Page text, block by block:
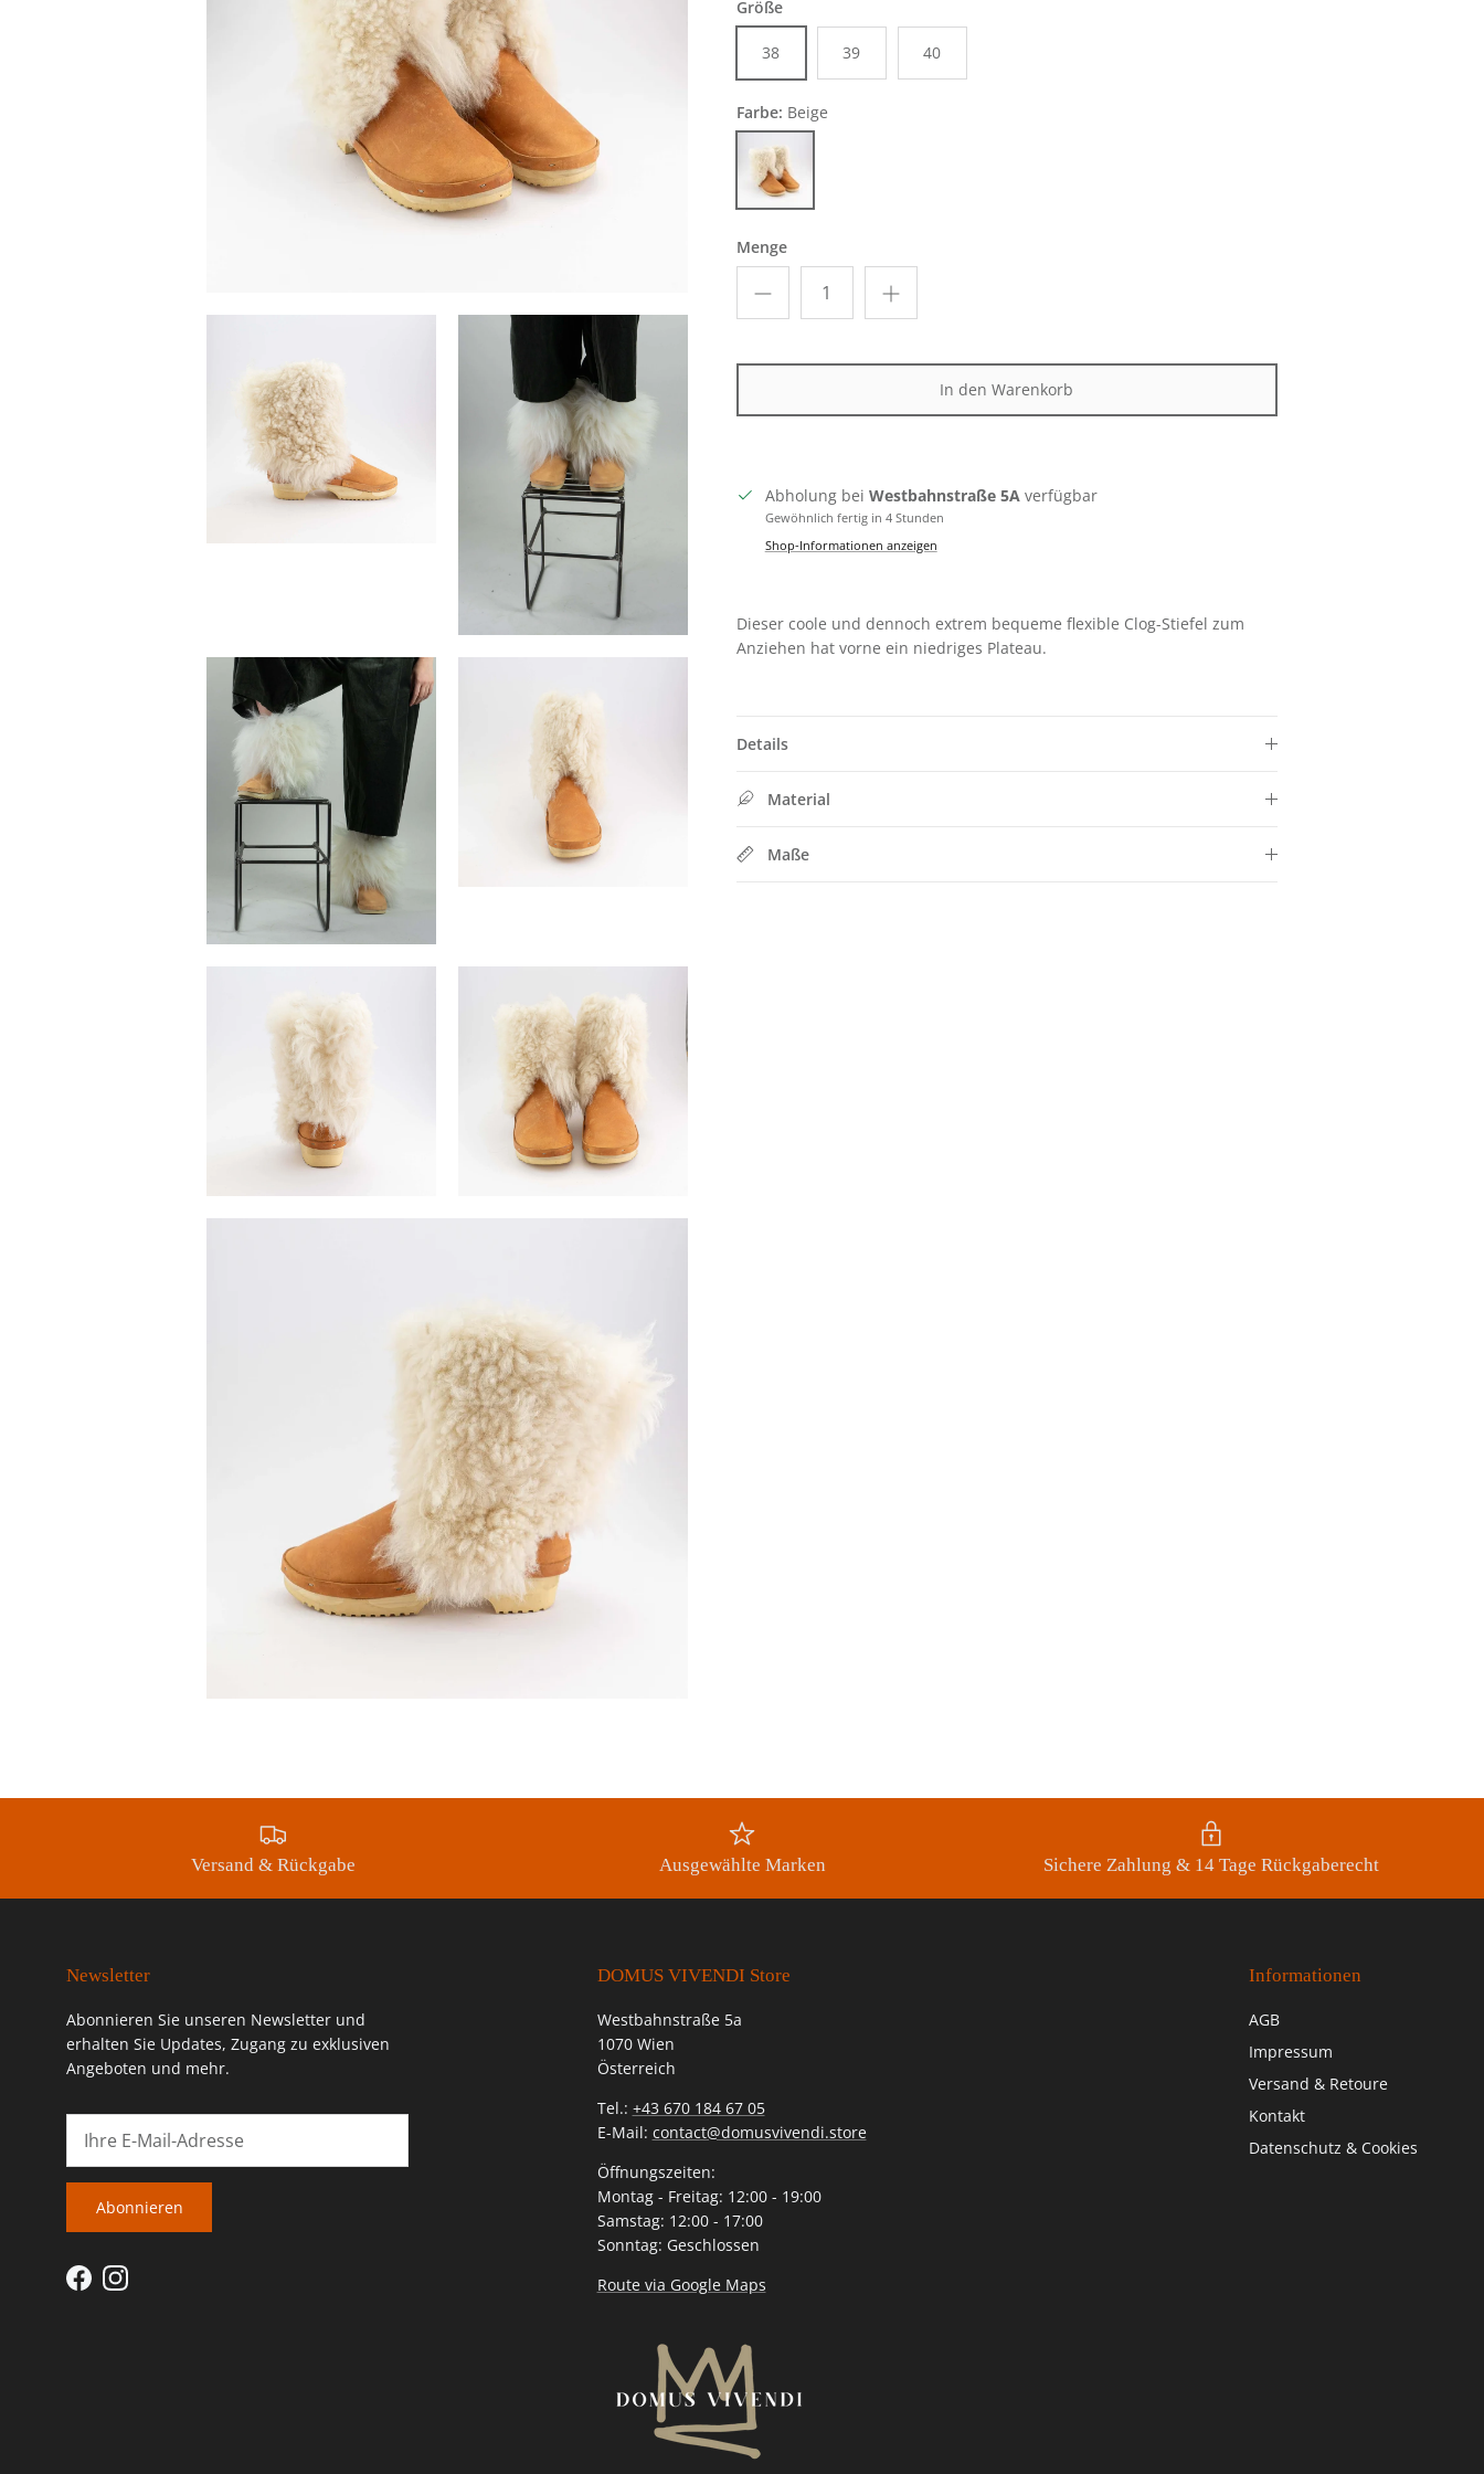
Größe
38 39 40
Farbe: Beige
Beige
Menge
In den Warenkorb
Abholung bei Westbahnstraße 5Averfügbar
Gewöhnlich fertig in 4 Stunden
Shop-Informationen anzeigen
Dieser coole und dennoch extrem bequeme flexible Clog-Stiefel zum
Anziehen hat vorne ein niedriges Plateau.
Details
Material
Maße
Versand & Rückgabe Ausgewählte Marken Sichere Zahlung & 14 Tage Rückgaberecht
Newsletter
Abonnieren Sie unseren Newsletter und
erhalten Sie Updates, Zugang zu exklusiven
Angeboten und mehr.
Abonnieren
FacebookInstagram
DOMUS VIVENDI Store
Westbahnstraße 5a
1070 Wien
Österreich
Tel.: +43 670 184 67 05
E-Mail: contact@domusvivendi.store
Öffnungszeiten:
Montag - Freitag: 12:00 - 19:00
Samstag: 12:00 - 17:00
Sonntag: Geschlossen
Route via Google Maps
Informationen
AGB
Impressum
Versand & Retoure
Kontakt
Datenschutz & Cookies
SIGN UP FOR 10% OFF
Jetzt Newsletter abonnieren und exklusive Angebote erhalten